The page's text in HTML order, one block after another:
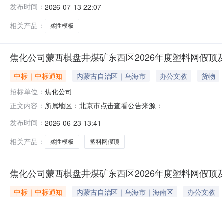
29日在国能e招,中国招标投标公共服务平台刊登了公开
件原因中止
发布时间： 2026-07-13 22:07
相关产品：
柔性模板
焦化公司蒙西棋盘井煤矿东西区2026年度塑料网假
中标｜中标通知 内蒙古自治区｜乌海市 办公文教
货物
招标单位： 焦化公司
正文内容： 所属地区：北京市点击查看公告来源：
发布时间： 2026-06-23 13:41
相关产品：
柔性模板 塑料网假顶
焦化公司蒙西棋盘井煤矿东西区2026年度塑料网假
中标｜中标通知 内蒙古自治区｜乌海市｜海南区
办公文教